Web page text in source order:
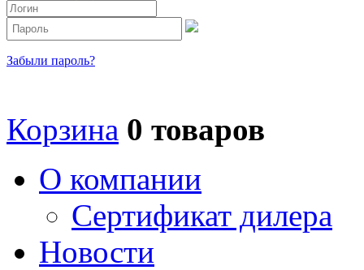
Забыли пароль?
Корзина 0 товаров
О компании
Сертификат дилера
Новости